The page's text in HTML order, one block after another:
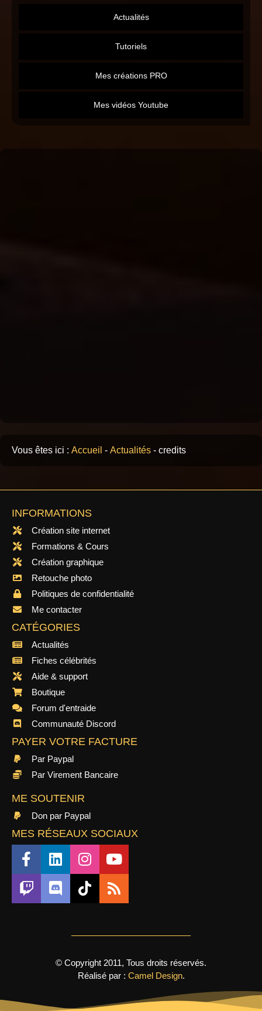
Actualités
Tutoriels
Mes créations PRO
Mes vidéos Youtube
Vous êtes ici : Accueil - Actualités - credits
INFORMATIONS
Création site internet
Formations & Cours
Création graphique
Retouche photo
Politiques de confidentialité
Me contacter
CATÉGORIES
Actualités
Fiches célébrités
Aide & support
Boutique
Forum d'entraide
Communauté Discord
PAYER VOTRE FACTURE
Par Paypal
Par Virement Bancaire
ME SOUTENIR
Don par Paypal
MES RÉSEAUX SOCIAUX
© Copyright 2011, Tous droits réservés.
Réalisé par : Camel Design.